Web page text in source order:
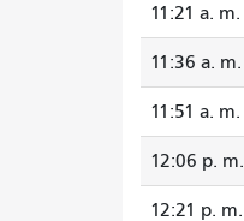
11:21 a. m.
11:36 a. m.
11:51 a. m.
12:06 p. m.
12:21 p. m.